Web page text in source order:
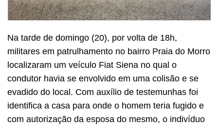
Na tarde de domingo (20), por volta de 18h,
militares em patrulhamento no bairro Praia do Morro
localizaram um veículo Fiat Siena no qual o
condutor havia se envolvido em uma colisão e se
evadido do local. Com auxílio de testemunhas foi
identifica a casa para onde o homem teria fugido e
com autorização da esposa do mesmo, o indivíduo